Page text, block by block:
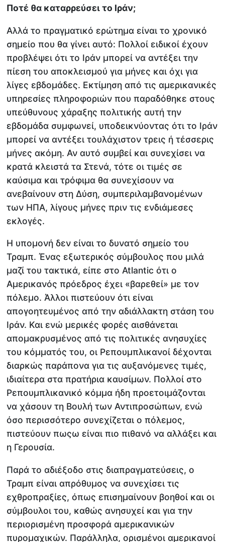
Ποτέ θα καταρρεύσει το Ιράν;
Αλλά το πραγματικό ερώτημα είναι το χρονικό
σημείο που θα γίνει αυτό: Πολλοί ειδικοί έχουν
προβλέψει ότι το Ιράν μπορεί να αντέξει την
πίεση του αποκλεισμού για μήνες και όχι για
λίγες εβδομάδες. Εκτίμηση από τις αμερικανικές
υπηρεσίες πληροφοριών που παραδόθηκε στους
υπεύθυνους χάραξης πολιτικής αυτή την
εβδομάδα συμφωνεί, υποδεικνύοντας ότι το Ιράν
μπορεί να αντέξει τουλάχιστον τρεις ή τέσσερις
μήνες ακόμη. Αν αυτό συμβεί και συνεχίσει να
κρατά κλειστά τα Στενά, τότε οι τιμές σε
καύσιμα και τρόφιμα θα συνεχίσουν να
ανεβαίνουν στη Δύση, συμπεριλαμβανομένων
των ΗΠΑ, λίγους μήνες πριν τις ενδιάμεσες
εκλογές.
Η υπομονή δεν είναι το δυνατό σημείο του
Τραμπ. Ένας εξωτερικός σύμβουλος που μιλά
μαζί του τακτικά, είπε στο Atlantic ότι ο
Αμερικανός πρόεδρος έχει «βαρεθεί» με τον
πόλεμο. Άλλοι πιστεύουν ότι είναι
απογοητευμένος από την αδιάλλακτη στάση του
Ιράν. Και ενώ μερικές φορές αισθάνεται
απομακρυσμένος από τις πολιτικές ανησυχίες
του κόμματός του, οι Ρεπουμπλικανοί δέχονται
διαρκώς παράπονα για τις αυξανόμενες τιμές,
ιδιαίτερα στα πρατήρια καυσίμων. Πολλοί στο
Ρεπουμπλικανικό κόμμα ήδη προετοιμάζονται
να χάσουν τη Βουλή των Αντιπροσώπων, ενώ
όσο περισσότερο συνεχίζεται ο πόλεμος,
πιστεύουν πωςω είναι πιο πιθανό να αλλάξει και
η Γερουσία.
Παρά το αδιέξοδο στις διαπραγματεύσεις, ο
Τραμπ είναι απρόθυμος να συνεχίσει τις
εχθροπραξίες, όπως επισημαίνουν βοηθοί και οι
σύμβουλοι του, καθώς ανησυχεί και για την
περιορισμένη προσφορά αμερικανικών
πυρομαχικών. Παράλληλα, ορισμένοι αμερικανοί